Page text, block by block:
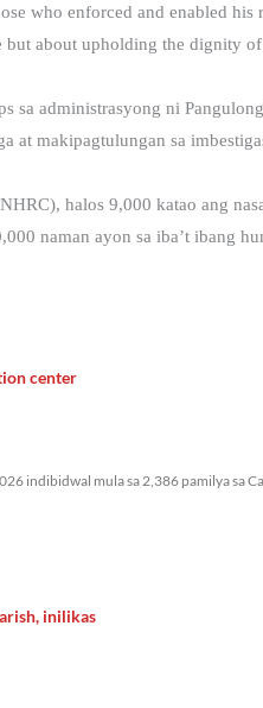
who enforced and enabled his
about upholding the dignity
sa administrasyong ni
at makipagtulungan sa
halos 9,000 katao ang
naman ayon sa iba’t ibang
center
indibidwal mula sa 2,386 pamilya sa
inilikas